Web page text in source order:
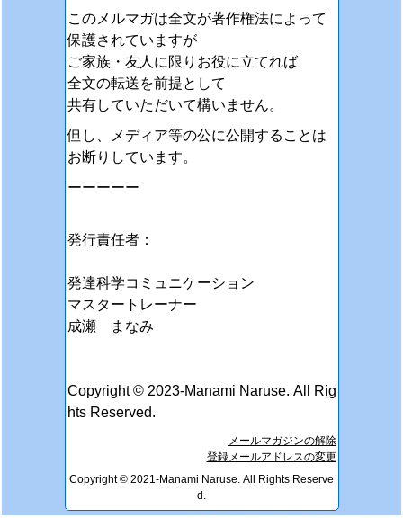
このメルマガは全文が著作権法によって
保護されていますが
ご家族・友人に限りお役に立てれば
全文の転送を前提として
共有していただいて構いません。
但し、メディア等の公に公開することは
お断りしています。
ーーーーー
発行責任者：
発達科学コミュニケーション
マスタートレーナー
成瀬 まなみ
Copyright © 2023-Manami Naruse. All Rig
hts Reserved.
メールマガジンの解除
登録メールアドレスの変更
Copyright © 2021-Manami Naruse. All Rights Reserve
d.